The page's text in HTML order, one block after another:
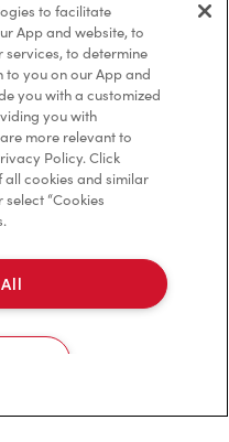
to facilitate
App and website, to
to determine
you on our App and
you with a customized
you with
more relevant to
Policy. Click
all cookies and similar
“Cookies